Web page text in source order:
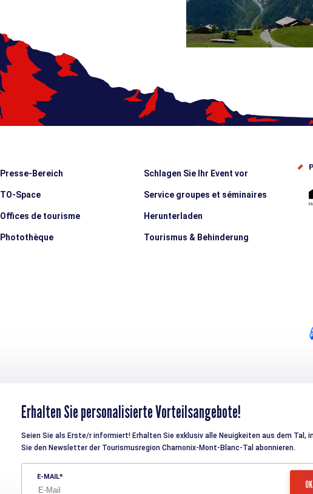
Presse-Bereich
TO-Space
Offices de tourisme
Photothèque
Schlagen Sie Ihr Event vor
Service groupes et séminaires
Herunterladen
Tourismus & Behinderung
Erhalten Sie personalisierte Vorteilsangebote!
Seien Sie als Erste/r informiert! Erhalten Sie exklusiv alle Neuigkeiten aus dem Tal,
Sie den Newsletter der Tourismusregion Chamonix-Mont-Blanc-Tal abonnieren.
E-MAIL